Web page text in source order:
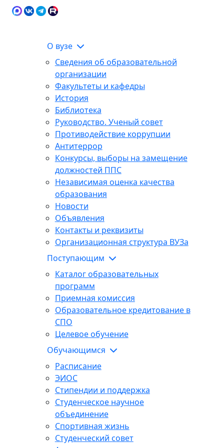
О вузе
Сведения об образовательной
организации
Факультеты и кафедры
История
Библиотека
Руководство. Ученый совет
Противодействие коррупции
Антитеррор
Конкурсы, выборы на замещение
должностей ППС
Независимая оценка качества
образования
Новости
Объявления
Контакты и реквизиты
Организационная структура ВУЗа
Поступающим
Каталог образовательных
программ
Приемная комиссия
Образовательное кредитование в
СПО
Целевое обучение
Обучающимся
Расписание
ЭИОС
Стипендии и поддержка
Студенческое научное
объединение
Спортивная жизнь
Студенческий совет